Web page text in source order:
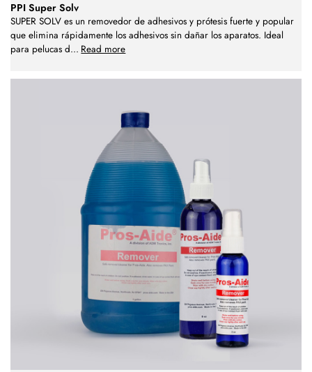
PPI Super Solv
SUPER SOLV es un removedor de adhesivos y prótesis fuerte y popular
que elimina rápidamente los adhesivos sin dañar los aparatos. Ideal
para pelucas d... Read more